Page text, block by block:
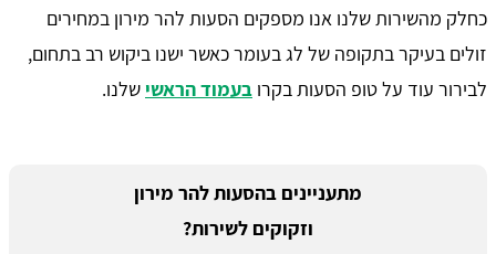
כחלק מהשירות שלנו אנו מספקים הסעות להר מירון במחירים
זולים בעיקר בתקופה של לג בעומר כאשר ישנו ביקוש רב בתחום,
לבירור עוד על טופ הסעות בקרו בעמוד הראשי שלנו.
מתעניינים בהסעות להר מירון
וזקוקים לשירות?